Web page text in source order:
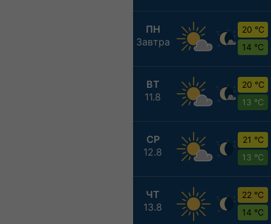
ПН
Завтра
20 °C
14 °C
ВТ
11.8
20 °C
13 °C
СР
12.8
21 °C
13 °C
ЧТ
13.8
22 °C
14 °C